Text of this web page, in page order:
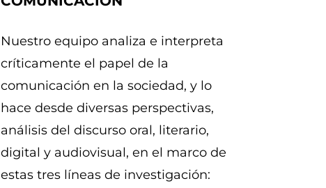
Nuestro equipo analiza e interpreta
críticamente el papel de la
comunicación en la sociedad, y lo
hace desde diversas perspectivas,
análisis del discurso oral, literario,
digital y audiovisual, en el marco de
estas tres líneas de investigación: